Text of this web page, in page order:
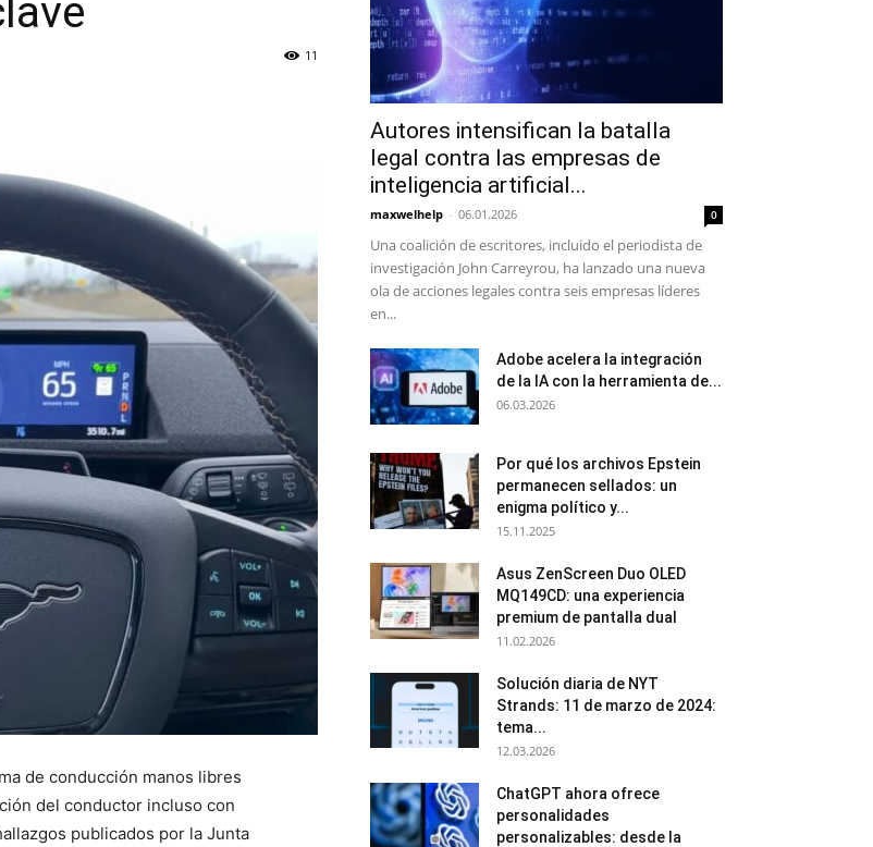
11
de conducción manos libres
del conductor incluso con
publicados por la Junta
Autores intensifican la batalla
legal contra las empresas de
inteligencia artificial...
maxwelhelp - 06.01.2026 0
Una coalición de escritores, incluido el periodista de
investigación John Carreyrou, ha lanzado una nueva
ola de acciones legales contra seis empresas líderes
en...
Adobe acelera la integración
de la IA con la herramienta de...
06.03.2026
Por qué los archivos Epstein
permanecen sellados: un
enigma político y...
15.11.2025
Asus ZenScreen Duo OLED
MQ149CD: una experiencia
premium de pantalla dual
11.02.2026
Solución diaria de NYT
Strands: 11 de marzo de 2024:
tema...
12.03.2026
ChatGPT ahora ofrece
personalidades
personalizables: desde la